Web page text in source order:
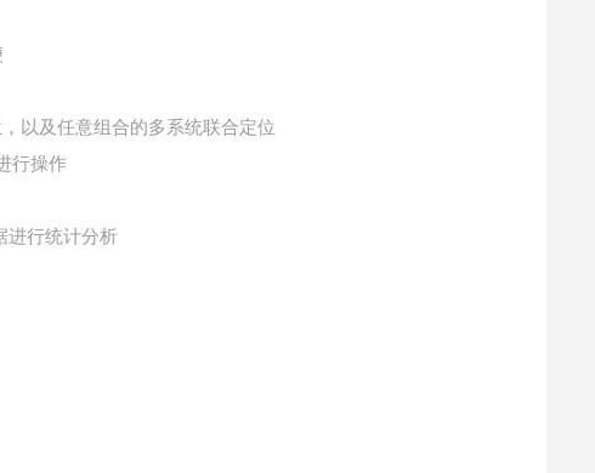
以及任意组合的多系统联合定位
行操作
进行统计分析